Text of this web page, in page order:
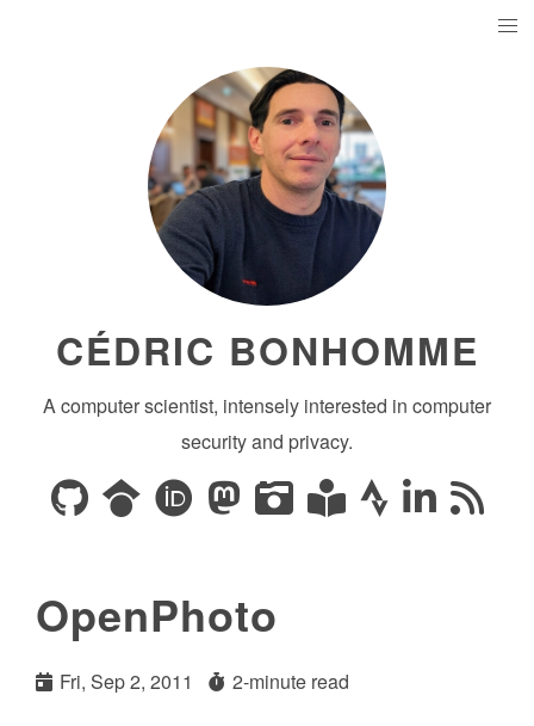
CÉDRIC BONHOMME
A computer scientist, intensely interested in computer
security and privacy.
OpenPhoto
Fri, Sep 2, 2011
2-minute read